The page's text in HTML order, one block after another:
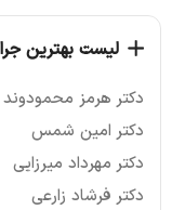
لیست بهترین
دکتر هرمز محمودوند
دکتر امین شمس
دکتر مهرداد میرزایی
دکتر فرشاد زارعی